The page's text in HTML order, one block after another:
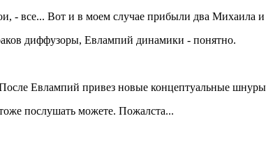
- все... Вот и в моем случае прибыли два Михаила и
диффузоры, Евлампий динамики - понятно.
Евлампий привез новые концептуальные
послушать можете. Пожалста...